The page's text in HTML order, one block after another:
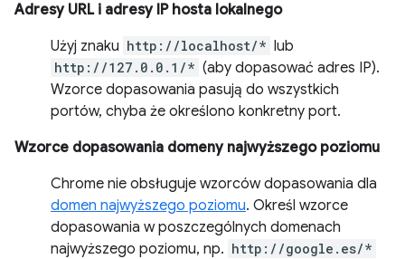
Adresy URL i adresy IP hosta lokalnego
Użyj znaku http://localhost/* lub
http://127.0.0.1/* (aby dopasować adres IP).
Wzorce dopasowania pasują do wszystkich
portów, chyba że określono konkretny port.
Wzorce dopasowania domeny najwyższego poziomu
Chrome nie obsługuje wzorców dopasowania dla
domen najwyższego poziomu. Określ wzorce
dopasowania w poszczególnych domenach
najwyższego poziomu, np. http://google.es/*